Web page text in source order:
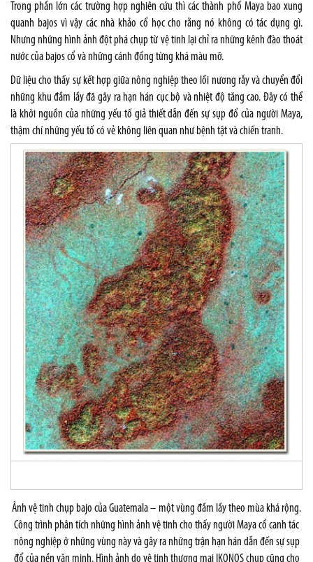
Trong phần lớn các trường hợp nghiên cứu thì các thành phố Maya bao xung
quanh bajos vì vậy các nhà khảo cổ học cho rằng nó không có tác dụng gì.
Nhưng những hình ảnh đột phá chụp từ vệ tinh lại chỉ ra những kênh đào thoát
nước của bajos cổ và những cánh đồng từng khá màu mỡ.
Dữ liệu cho thấy sự kết hợp giữa nông nghiệp theo lối nương rẫy và chuyển đổi
những khu đầm lầy đã gây ra hạn hán cục bộ và nhiệt độ tăng cao. Đây có thể
là khởi nguồn của những yếu tố giả thiết dẫn đến sự sụp đổ của người Maya,
thậm chí những yếu tố có vẻ không liên quan như bệnh tật và chiến tranh.
Ảnh vệ tinh chụp bajo củaGuatemala– một vùng đầm lầy theo mùa khá rộng.
Công trình phân tích những hình ảnh vệ tinh cho thấy người Maya cổ canh tác
nông nghiệp ở những vùng này và gây ra những trận hạn hán dẫn đến sự sụp
đổ của nền văn minh. Hình ảnh do vệ tinh thương mại IKONOS chụp cũng cho